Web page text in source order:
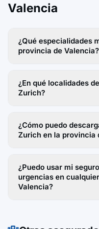
Valencia
¿Qué especialidades
provincia de Valencia?
¿En qué localidades
Zurich?
¿Cómo puedo
Zurich en la provincia
¿Puedo usar mi
urgencias en
Valencia?